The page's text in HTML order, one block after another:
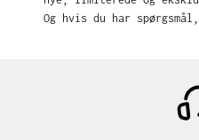
Og hvis du har